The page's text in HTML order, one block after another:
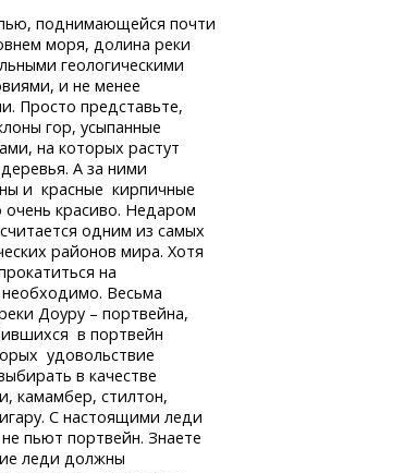
поднимающейся почти
моря, долина реки
геологическими
и не менее
Просто представьте,
гор, усыпанные
на которых растут
А за ними
и красные кирпичные
красиво. Недаром
одним из самых
районов мира. Хотя
на
Весьма
Доуру – портвейна,
в портвейн
удовольствие
в качестве
камамбер, стилтон,
С настоящими леди
пьют портвейн. Знаете
леди должны